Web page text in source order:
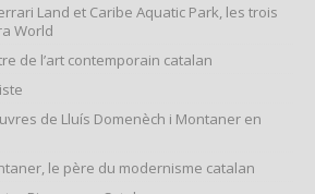
Land et Caribe Aquatic Park, les trois
World
de l’art contemporain catalan
de Lluís Domenèch i Montaner en
le père du modernisme catalan